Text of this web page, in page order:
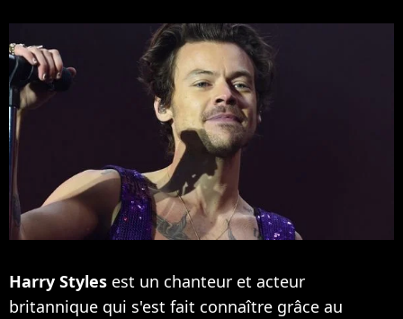
Harry Styles est un chanteur et acteur
britannique qui s'est fait connaître grâce au